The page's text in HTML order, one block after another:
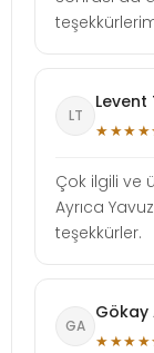
LT
Levent
Çok ilgili ve
Ayrıca
teşekkürler.
GA
Gökay